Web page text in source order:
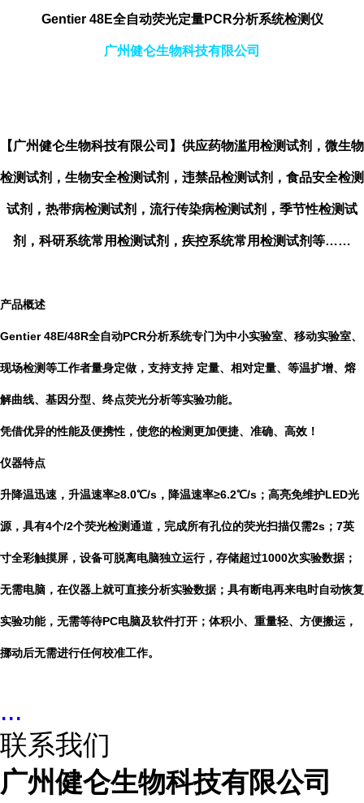
Gentier 48E全自动荧光定量PCR分析系统检测仪
广州健仑生物科技有限公司
【广州健仑生物科技有限公司】供应药物滥用检测试剂，微生物
检测试剂，生物安全检测试剂，违禁品检测试剂，食品安全检测
试剂，热带病检测试剂，流行传染病检测试剂，季节性检测试
剂，科研系统常用检测试剂，疾控系统常用检测试剂等……
产品概述
Gentier 48E/48R全自动PCR分析系统专门为中小实验室、移动实验室、
现场检测等工作者量身定做，支持支持 定量、相对定量、等温扩增、熔
解曲线、基因分型、终点荧光分析等实验功能。
凭借优异的性能及便携性，使您的检测更加便捷、准确、高效！
仪器特点
升降温迅速，升温速率≥8.0℃/s，降温速率≥6.2℃/s；高亮免维护LED光
源，具有4个/2个荧光检测通道，完成所有孔位的荧光扫描仅需2s；7英
寸全彩触摸屏，设备可脱离电脑独立运行，存储超过1000次实验数据；
无需电脑，在仪器上就可直接分析实验数据；具有断电再来电时自动恢复
实验功能，无需等待PC电脑及软件打开；体积小、重量轻、方便搬运，
挪动后无需进行任何校准工作。
...
联系我们
广州健仑生物科技有限公司